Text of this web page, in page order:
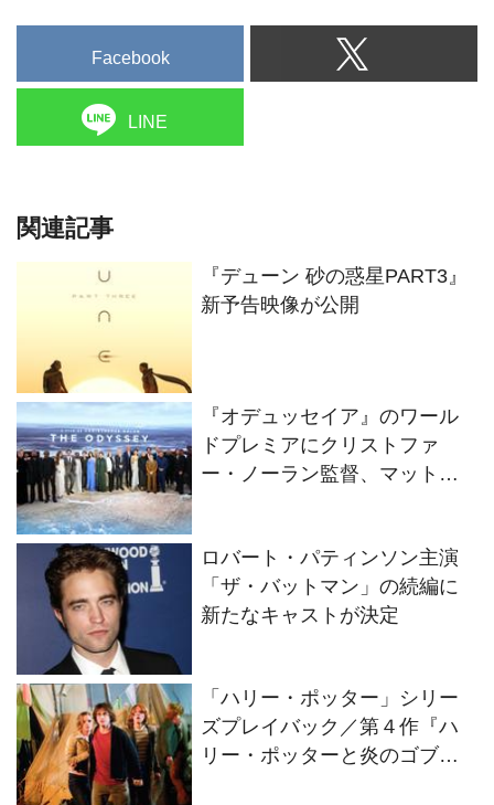
Facebook
LINE
関連記事
『デューン 砂の惑星PART3』
新予告映像が公開
『オデュッセイア』のワール
ドプレミアにクリストファ
ー・ノーラン監督、マット・
ロバート・パティンソン主演
「ザ・バットマン」の続編に
新たなキャストが決定
「ハリー・ポッター」シリー
ズプレイバック／第４作『ハ
リー・ポッターと炎のゴブレ